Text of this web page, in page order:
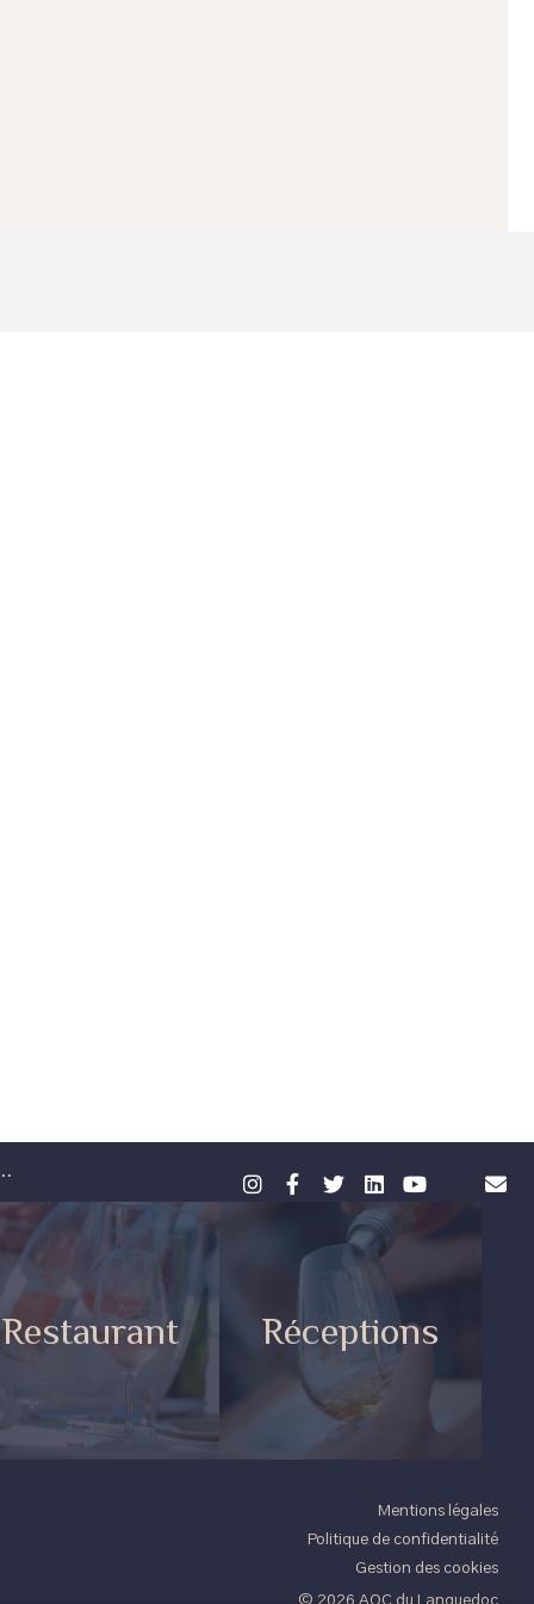
Restaurant Réceptions
Mentions légales
Politique de confidentialité
Gestion des cookies
© 2026 AOC du Languedoc